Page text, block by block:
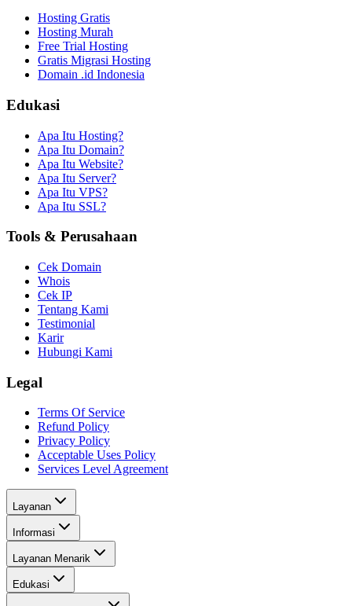
Hosting Gratis
Hosting Murah
Free Trial Hosting
Gratis Migrasi Hosting
Domain .id Indonesia
Edukasi
Apa Itu Hosting?
Apa Itu Domain?
Apa Itu Website?
Apa Itu Server?
Apa Itu VPS?
Apa Itu SSL?
Tools & Perusahaan
Cek Domain
Whois
Cek IP
Tentang Kami
Testimonial
Karir
Hubungi Kami
Legal
Terms Of Service
Refund Policy
Privacy Policy
Acceptable Uses Policy
Services Level Agreement
Layanan
Informasi
Layanan Menarik
Edukasi